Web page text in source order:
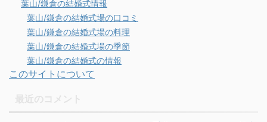
葉山/鎌倉の結婚式情報
葉山/鎌倉の結婚式場の口コミ
葉山/鎌倉の結婚式場の料理
葉山/鎌倉の結婚式場の季節
葉山/鎌倉の結婚式の情報
このサイトについて